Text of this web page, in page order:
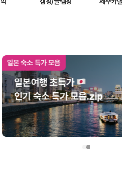
금, 보상 한도, 옵션 비용, 취소 수
카 가격과 함께 보험 조건을 비교
공항에서 렌트카 사무실까지의 이동